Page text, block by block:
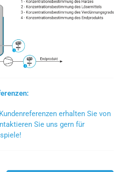
erhalten Sie von
Sie uns gern für